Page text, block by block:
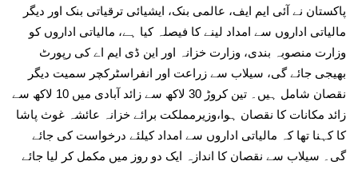
پاکستان نے آئی ایم ایف، عالمی بنک، ایشیائی ترقیاتی بنک اور دیگر
مالیاتی اداروں سے امداد لینے کا فیصلہ کیا ہے، مالیاتی اداروں کو
وزارت منصوبہ بندی، وزارت خزانہ اور این ڈی ایم اے کی رپورٹ
بھیجی جائے گی، سیلاب سے زراعت اور انفراسٹرکچر سمیت دیگر
نقصان شامل ہیں۔ تین کروڑ 30 لاکھ سے زائد آبادی میں 10 لاکھ سے
زائد مکانات کا نقصان ہوا،وزیرمملکت برائے خزانہ عائشہ غوث پاشا
کا کہنا تھا کہ مالیاتی اداروں سے امداد کیلئے درخواست کی جائے
گی۔ سیلاب سے نقصان کا اندازہ ایک دو روز میں مکمل کر لیا جائے